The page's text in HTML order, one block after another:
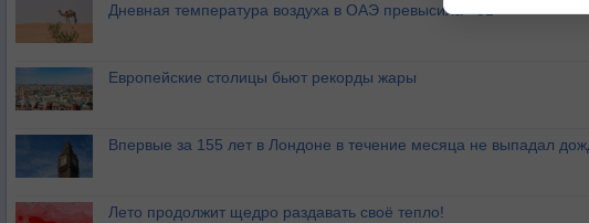
Дневная температура воздуха в ОАЭ превысила +51°
Европейские столицы бьют рекорды жары
Впервые за 155 лет в Лондоне в течение месяца не выпадал
Лето продолжит щедро раздавать своё тепло!